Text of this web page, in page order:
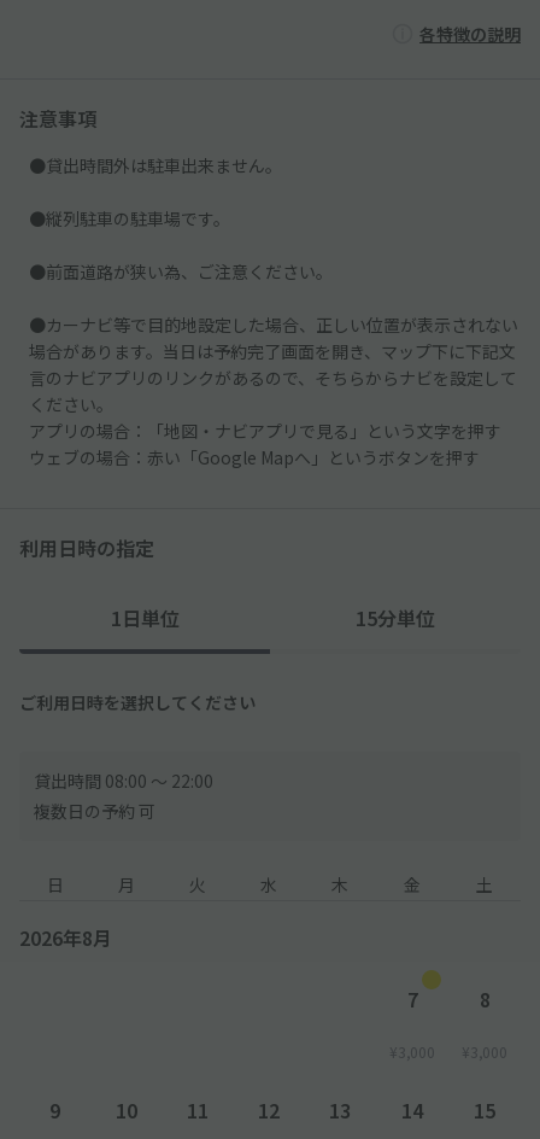
各特徴の説明
注意事項
●貸出時間外は駐車出来ません。
●縦列駐車の駐車場です。
●前面道路が狭い為、ご注意ください。
●カーナビ等で目的地設定した場合、正しい位置が表示されない
場合があります。当日は予約完了画面を開き、マップ下に下記文
言のナビアプリのリンクがあるので、そちらからナビを設定して
ください。
アプリの場合：「地図・ナビアプリで見る」という文字を押す
ウェブの場合：赤い「Google Mapへ」というボタンを押す
利用日時の指定
1日単位 15分単位
ご利用日時を選択してください
貸出時間 08:00 〜 22:00
複数日の予約 可
日 月 火 水 木 金 土
2026年8月
7
¥3,000
8
¥3,000
9 10 11 12 13 14 15